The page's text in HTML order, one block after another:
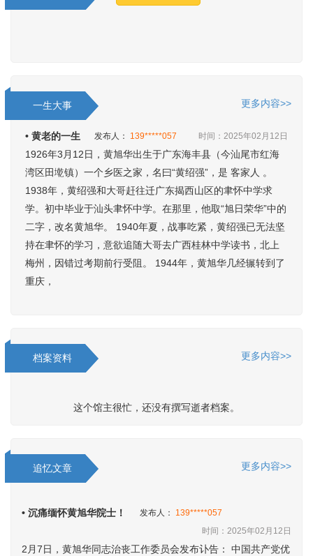
一生大事 更多内容>>
• 黄老的一生 发布人： 139*****057 时间：2025年02月12日
1926年3月12日，黄旭华出生于广东海丰县（今汕尾市红海
湾区田墘镇）一个乡医之家，名曰“黄绍强”，是 客家人 。
1938年，黄绍强和大哥赶往迁广东揭西山区的聿怀中学求
学。初中毕业于汕头聿怀中学。在那里，他取“旭日荣华”中的
二字，改名黄旭华。 1940年夏，战事吃紧，黄绍强已无法坚
持在聿怀的学习，意欲追随大哥去广西桂林中学读书，北上
梅州，因错过考期前行受阻。 1944年，黄旭华几经辗转到了
重庆，
档案资料 更多内容>>
这个馆主很忙，还没有撰写逝者档案。
追忆文章 更多内容>>
• 沉痛缅怀黄旭华院士！ 发布人： 139*****057
时间：2025年02月12日
2月7日，黄旭华同志治丧工作委员会发布讣告： 中国共产党优